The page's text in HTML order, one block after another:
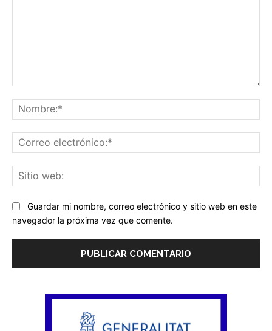
Guardar mi nombre, correo electrónico y sitio web en este
navegador la próxima vez que comente.